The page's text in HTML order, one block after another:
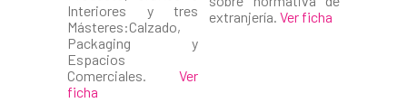
Interiores y tres
Másteres:Calzado,
Packaging y
Espacios
Comerciales. Ver
ficha
extranjería. Ver ficha